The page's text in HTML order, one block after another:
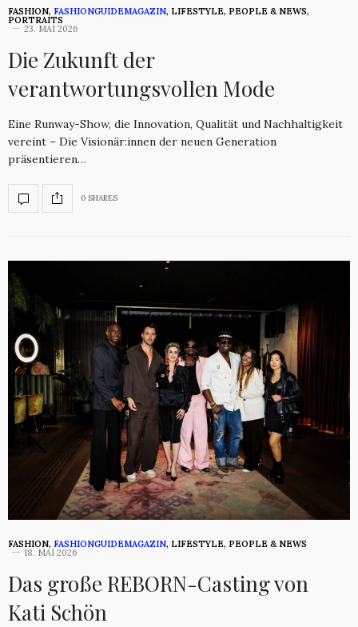
FASHION, FASHIONGUIDEMAGAZIN, LIFESTYLE, PEOPLE & NEWS,
PORTRAITS
23. MAI 2026
Die Zukunft der
verantwortungsvollen Mode
Eine Runway-Show, die Innovation, Qualität und Nachhaltigkeit
vereint – Die Visionär:innen der neuen Generation
präsentieren…
0 SHARES
FASHION, FASHIONGUIDEMAGAZIN, LIFESTYLE, PEOPLE & NEWS
18. MAI 2026
Das große REBORN-Casting von
Kati Schön